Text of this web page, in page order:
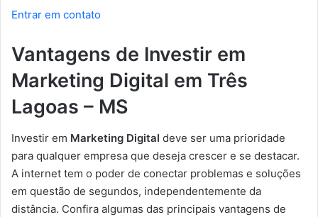
Entrar em contato
Vantagens de Investir em
Marketing Digital em Três
Lagoas – MS
Investir em Marketing Digital deve ser uma prioridade
para qualquer empresa que deseja crescer e se destacar.
A internet tem o poder de conectar problemas e soluções
em questão de segundos, independentemente da
distância. Confira algumas das principais vantagens de